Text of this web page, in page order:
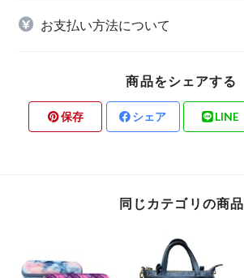
お支払い方法について
商品をシェアする
保存 シェア LINE
同じカテゴリの商品